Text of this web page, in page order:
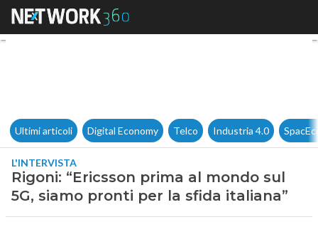
Rigoni: “Ericsson prima al
Ultimi articoli Digital Economy Telco Industria 4.0
L'INTERVISTA
Rigoni: “Ericsson prima al mondo sul
5G, siamo pronti per la sfida italiana”